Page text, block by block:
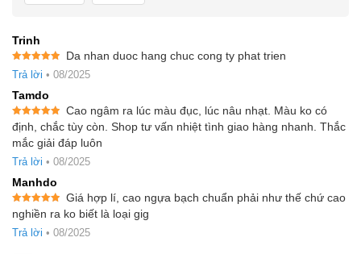
Trinh
Được xếp
hạng55
Da nhan duoc hang chuc cong ty phat trien
Trả lời • 08/2025
Tamdo
Được xếp
hạng5 5
sao
Cao ngâm ra lúc màu đục, lúc nâu nhạt. Màu ko có
định, chắc tùy còn. Shop tư vấn nhiệt tình giao hàng nhanh. Thắc
mắc giải đáp luôn
Trả lời • 08/2025
Manhdo
Được xếp
hạng55
sao
Giá hợp lí, cao ngựa bạch chuẩn phải như thế chứ cao
nghiền ra ko biết là loại gig
Trả lời • 08/2025